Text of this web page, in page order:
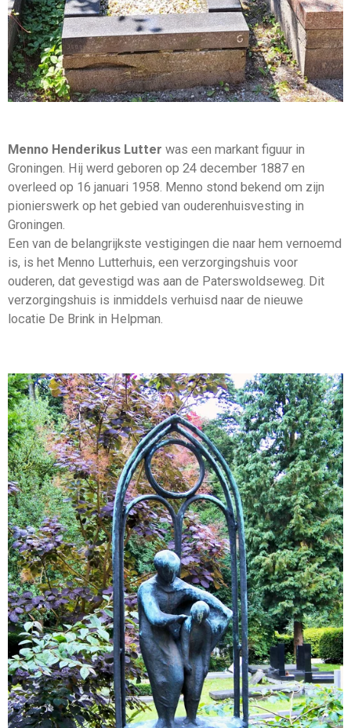
Menno Henderikus Lutter was een markant figuur in
Groningen. Hij werd geboren op 24 december 1887 en
overleed op 16 januari 1958. Menno stond bekend om zijn
pionierswerk op het gebied van ouderenhuisvesting in
Groningen.
Een van de belangrijkste vestigingen die naar hem vernoemd
is, is het Menno Lutterhuis, een verzorgingshuis voor
ouderen, dat gevestigd was aan de Paterswoldseweg. Dit
verzorgingshuis is inmiddels verhuisd naar de nieuwe
locatie De Brink in Helpman.